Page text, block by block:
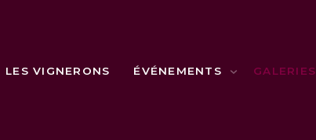
LES VIGNERONS ÉVÉNEMENTS GALERIES